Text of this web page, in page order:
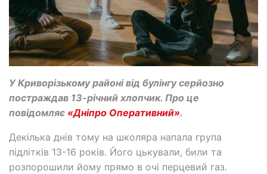
У Криворізькому районі від булінгу серйозно
постраждав 13-річний хлопчик. Про це
повідомляє «Дніпро Оперативний».
Декілька днів тому на школяра напала група
підлітків 13-16 років. Його цькували, били та
розпорошили йому прямо в очі перцевий газ.